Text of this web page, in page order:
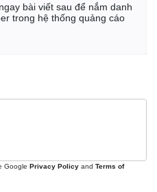
bài viết sau để nắm danh
trong hệ thống quảng cáo
Google Privacy Policy and Terms of